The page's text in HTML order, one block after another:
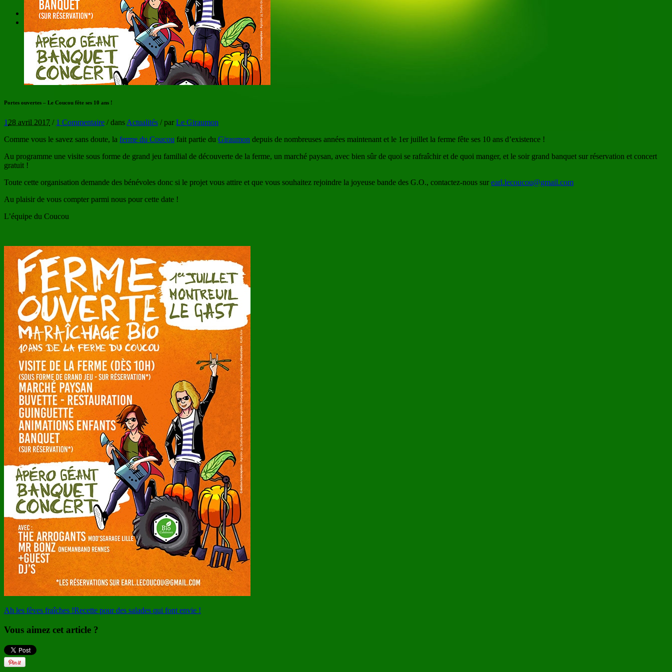
Marché des Lices à Rennes
Légumes et recettes
Contact
Portes ouvertes – Le Coucou fête ses 10 ans !
1 28 avril 2017 / 1 Commentaire /dans Actualités /par Le Giraumon
Comme vous le savez sans doute, la ferme du Coucou fait partie du Giraumon depuis de nombreuses années maintenant et le 1er juillet la ferme fête ses 10 ans d’existence !
Au programme une visite sous forme de grand jeu familial de découverte de la ferme, un marché paysan, avec bien sûr de quoi se rafraîchir et de quoi manger, et le soir grand banquet sur réservation et concert
gratuit !
Toute cette organisation demande des bénévoles donc si le projet vous attire et que vous souhaitez rejoindre la joyeuse bande des G.O., contactez-nous sur earl.lecoucou@gmail.com
Au plaisir de vous compter parmi nous pour cette date !
L’équipe du Coucou
Ah les fèves fraîches !Recette pour des salades qui font envie !
Vous aimez cet article ?